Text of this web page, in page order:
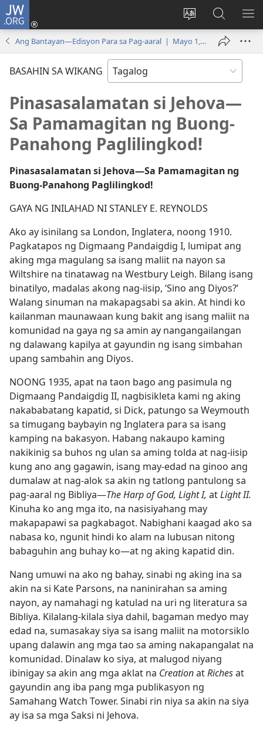
JW.ORG
Baguhin
ang
wika
ng
Mag-
log
(may
bubukas
window)
sa
JW.ORG
Ang Bantayan—Edisyon Para sa Pag-aaral | Mayo 1, 2000
BASAHIN SA WIKANG
Pinasasalamatan si Jehova—
Sa Pamamagitan ng Buong-
Panahong Paglilingkod!
Pinasasalamatan si Jehova​—Sa Pamamagitan ng
Buong-Panahong Paglilingkod!
GAYA NG INILAHAD NI STANLEY E. REYNOLDS
Ako ay isinilang sa London, Inglatera, noong 1910.
Pagkatapos ng Digmaang Pandaigdig I, lumipat ang
aking mga magulang sa isang maliit na nayon sa
Wiltshire na tinatawag na Westbury Leigh. Bilang isang
binatilyo, madalas akong nag-iisip, ‘Sino ang Diyos?’
Walang sinuman na makapagsabi sa akin. At hindi ko
kailanman maunawaan kung bakit ang isang maliit na
komunidad na gaya ng sa amin ay nangangailangan
ng dalawang kapilya at gayundin ng isang simbahan
upang sambahin ang Diyos.
NOONG 1935, apat na taon bago ang pasimula ng
Digmaang Pandaigdig II, nagbisikleta kami ng aking
nakababatang kapatid, si Dick, patungo sa Weymouth
sa timugang baybayin ng Inglatera para sa isang
kamping na bakasyon. Habang nakaupo kaming
nakikinig sa buhos ng ulan sa aming tolda at nag-iisip
kung ano ang gagawin, isang may-edad na ginoo ang
dumalaw at nag-alok sa akin ng tatlong pantulong sa
pag-aaral ng Bibliya​—The Harp of God, Light I, atLight II.
Kinuha ko ang mga ito, na nasisiyahang may
makapapawi sa pagkabagot. Nabighani kaagad ako sa
nabasa ko, ngunit hindi ko alam na lubusan nitong
babaguhin ang buhay ko​—at ng aking kapatid din.
Nang umuwi na ako ng bahay, sinabi ng aking ina sa
akin na si Kate Parsons, na naninirahan sa aming
nayon, ay namahagi ng katulad na uri ng literatura sa
Bibliya. Kilalang-kilala siya dahil, bagaman medyo may
edad na, sumasakay siya sa isang maliit na motorsiklo
upang dalawin ang mga tao sa aming nakapangalat na
komunidad. Dinalaw ko siya, at malugod niyang
ibinigay sa akin ang mga aklat na CreationatRichesat
gayundin ang iba pang mga publikasyon ng
Samahang Watch Tower. Sinabi rin niya sa akin na siya
ay isa sa mga Saksi ni Jehova.